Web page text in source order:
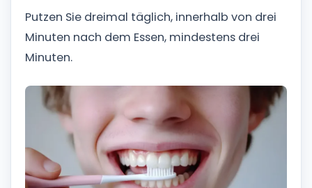
Putzen Sie dreimal täglich, innerhalb von drei
Minuten nach dem Essen, mindestens drei
Minuten.